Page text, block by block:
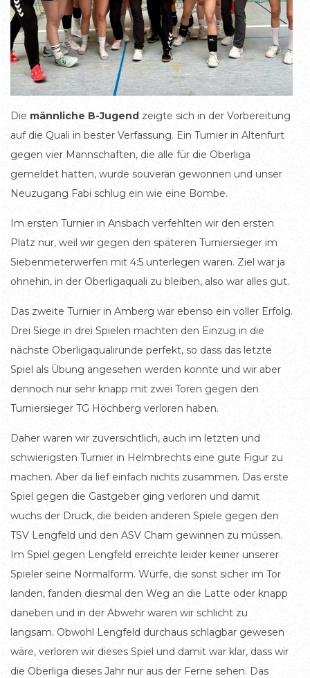
Die männliche B-Jugend zeigte sich in der Vorbereitung
auf die Quali in bester Verfassung. Ein Turnier in Altenfurt
gegen vier Mannschaften, die alle für die Oberliga
gemeldet hatten, wurde souverän gewonnen und unser
Neuzugang Fabi schlug ein wie eine Bombe.
Im ersten Turnier in Ansbach verfehlten wir den ersten
Platz nur, weil wir gegen den späteren Turniersieger im
Siebenmeterwerfen mit 4:5 unterlegen waren. Ziel war ja
ohnehin, in der Oberligaquali zu bleiben, also war alles gut.
Das zweite Turnier in Amberg war ebenso ein voller Erfolg.
Drei Siege in drei Spielen machten den Einzug in die
nächste Oberligaqualirunde perfekt, so dass das letzte
Spiel als Übung angesehen werden konnte und wir aber
dennoch nur sehr knapp mit zwei Toren gegen den
Turniersieger TG Höchberg verloren haben.
Daher waren wir zuversichtlich, auch im letzten und
schwierigsten Turnier in Helmbrechts eine gute Figur zu
machen. Aber da lief einfach nichts zusammen. Das erste
Spiel gegen die Gastgeber ging verloren und damit
wuchs der Druck, die beiden anderen Spiele gegen den
TSV Lengfeld und den ASV Cham gewinnen zu müssen.
Im Spiel gegen Lengfeld erreichte leider keiner unserer
Spieler seine Normalform. Würfe, die sonst sicher im Tor
landen, fanden diesmal den Weg an die Latte oder knapp
daneben und in der Abwehr waren wir schlicht zu
langsam. Obwohl Lengfeld durchaus schlagbar gewesen
wäre, verloren wir dieses Spiel und damit war klar, dass wir
die Oberliga dieses Jahr nur aus der Ferne sehen. Das